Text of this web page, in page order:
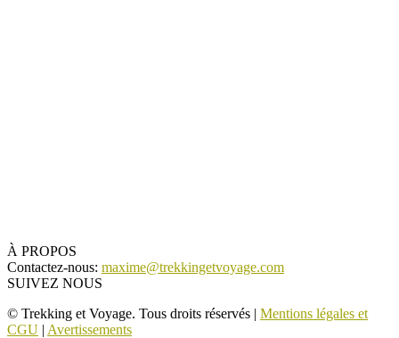
À PROPOS
Contactez-nous: maxime@trekkingetvoyage.com
SUIVEZ NOUS
© Trekking et Voyage. Tous droits réservés | Mentions légales et
CGU | Avertissements